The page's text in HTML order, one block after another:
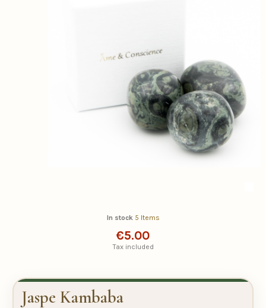
In stock 5 Items
€5.00
Tax included
Jaspe Kambaba